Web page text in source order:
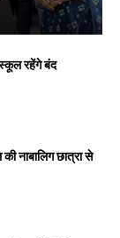
रहेंगे बंद
नाबालिग छात्रा से